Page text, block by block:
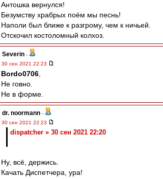
Антошка вернулся!
Безумству храбрых поём мы песнь!
Наполи был ближе к разгрому, чем к ничьей.
Отскочил костоломный колхоз.
Severin -
30 сен 2021 22:23
Bordo0706
Не говно.
Не в форме.
dr. noormann -
30 сен 2021 22:23
dispatcher » 30 сен 2021 22:20
Ну, всё, держись.
Качать Диспетчера, ура!